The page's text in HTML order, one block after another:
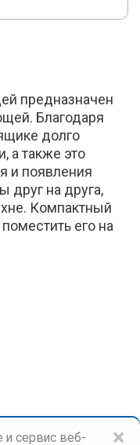
предназначен
Благодаря
долго
а также это
и появления
друг на друга,
Компактный
его на
×
и сервис веб-